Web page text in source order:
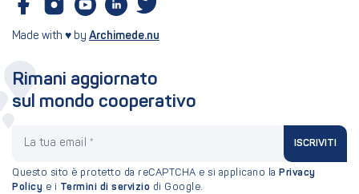
Made with ♥ by Archimede.nu
Rimani aggiornato
sul mondo cooperativo
ISCRIVITI
Questo sito è protetto da reCAPTCHA e si applicano la Privacy
Policy e i Termini di servizio di Google.